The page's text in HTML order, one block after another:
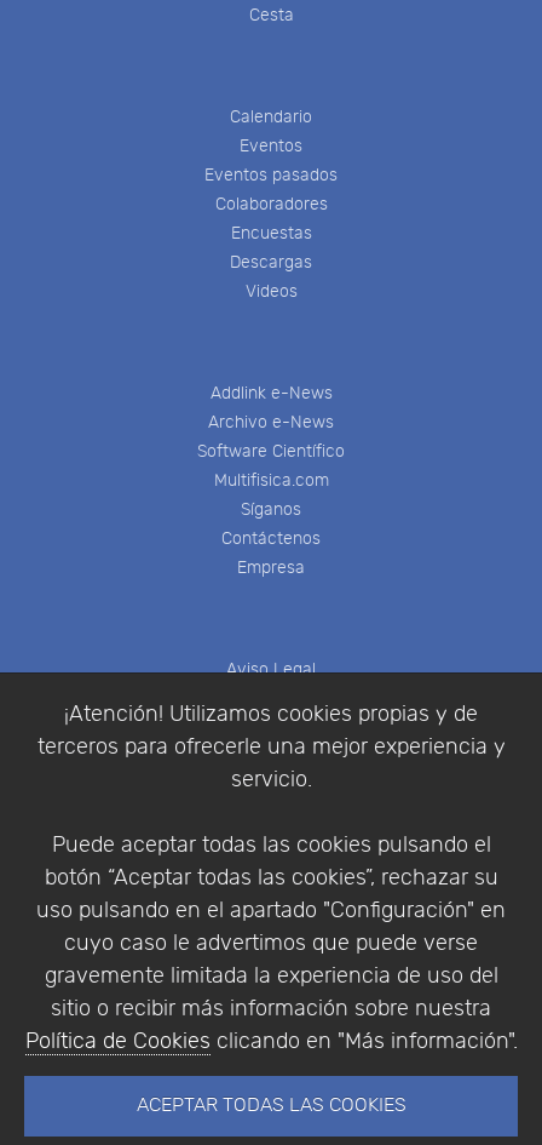
¡Atención! Utilizamos cookies propias y de
terceros para ofrecerle una mejor experiencia y
servicio.
Puede aceptar todas las cookies pulsando el
botón “Aceptar todas las cookies”, rechazar su
uso pulsando en el apartado "Configuración" en
cuyo caso le advertimos que puede verse
gravemente limitada la experiencia de uso del
sitio o recibir más información sobre nuestra
Política de Cookies clicando en "Más información".
ACEPTAR TODAS LAS COOKIES
Cesta
Calendario
Eventos
Eventos pasados
Colaboradores
Encuestas
Descargas
Videos
Addlink e-News
Archivo e-News
Software Científico
Multifisica.com
Síganos
Contáctenos
Empresa
Aviso Legal
Política de Privacidad
Condiciones de compra
Identificarse
Empresa|Aviso Legal| Política de Privacidad |
Política de Cookies
© Copyright 1994 - 2026. Addlink Software
Científico, S.L.
Portugal.